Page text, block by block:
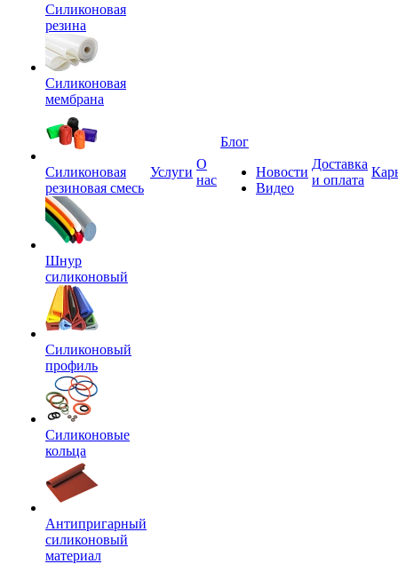
Силиконовая
резина
Силиконовая
мембрана
Силиконовая
резиновая смесь
Шнур
силиконовый
Силиконовый
профиль
Силиконовые
кольца
Антипригарный
силиконовый
материал
Услуги
О
нас
Блог
Новости
Видео
Доставка
и оплата